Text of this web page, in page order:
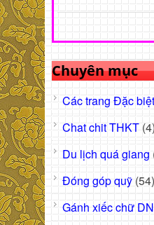
Chuyên mục
Các trang Đặc biệt
Chat chit THKT (4)
Du lịch quá giang
Đóng góp quỹ (54)
Gánh xiếc chữ